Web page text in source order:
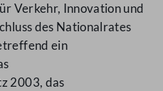
Verkehr, Innovation und
des Nationalrates
ein
2003, das